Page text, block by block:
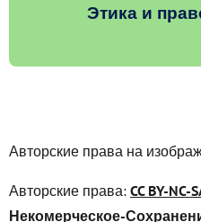
Этика и
Авторские права на
Авторские права: CC BY-
Некомерческое-